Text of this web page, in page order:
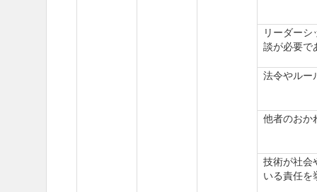
リーダー
談が必要で
法令やルー
他者のおか
技術が社会
いる責任を